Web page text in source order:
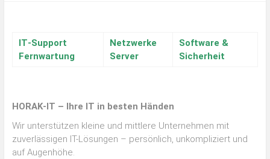
IT‑Support
Fernwartung
Netzwerke
Server
Software &
Sicherheit
HORAK‑IT – Ihre IT in besten Händen
Wir unterstützen kleine und mittlere Unternehmen mit
zuverlässigen IT-Lösungen – persönlich, unkompliziert und
auf Augenhöhe.